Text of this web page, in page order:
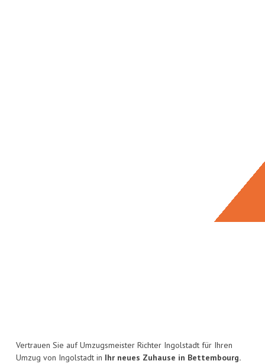
Vertrauen Sie auf Umzugsmeister Richter Ingolstadt für Ihren
Umzug von Ingolstadt in Ihr neues Zuhause in Bettembourg.